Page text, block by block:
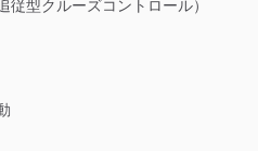
従型クルーズコントロール）